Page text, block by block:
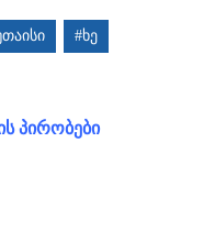
#ხე
პირობები